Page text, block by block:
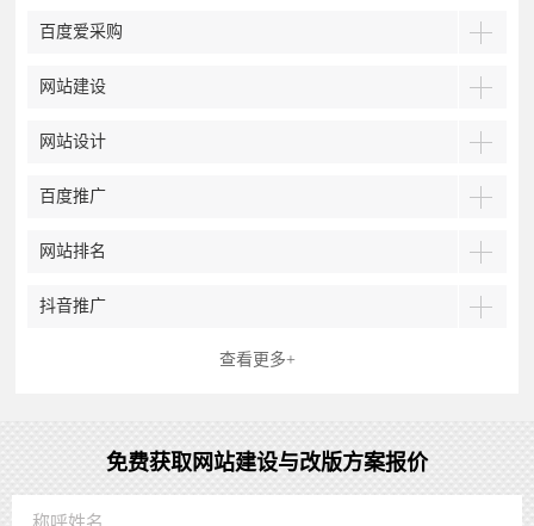
百度爱采购
网站建设
网站设计
百度推广
网站排名
抖音推广
查看更多+
免费获取网站建设与改版方案报价